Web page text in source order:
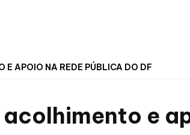
E APOIO NA REDE PÚBLICA DO DF
e